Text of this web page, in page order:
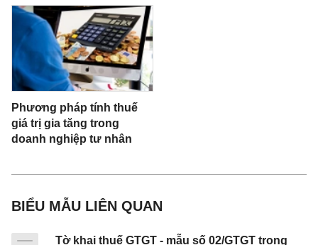
[13] Mã số thuế:
[14] Địa chỉ:
……………………………………………………………
………………
[15] Quận/huyện: ................... [16] Tỉnh/thành phố:
[19] Email: .................................
[20] Hợp đồng đại lý thuế:
Phương pháp tính thuế
giá trị gia tăng trong
doanh nghiệp tư nhân
BIỂU MẪU LIÊN QUAN
Tờ khai thuế GTGT - mẫu số 02/GTGT trong